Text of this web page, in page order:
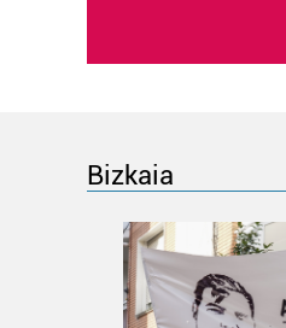
Bizkaia